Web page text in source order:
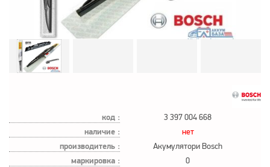
код : 3 397 004 668
наличие : нет
производитель : Акумулятори Bosch
маркировка : 0